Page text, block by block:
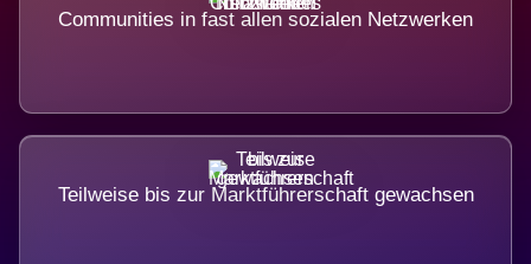
Communities in fast allen sozialen Netzwerken
Teilweise bis zur Marktführerschaft gewachsen